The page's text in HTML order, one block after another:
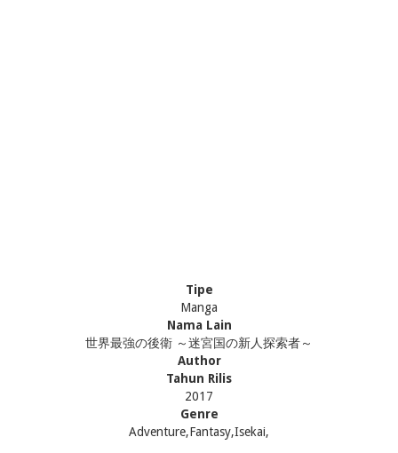
Tipe
Manga
Nama Lain
世界最強の後衛 ～迷宮国の新人探索者～
Author
Tahun Rilis
2017
Genre
Adventure,Fantasy,Isekai,